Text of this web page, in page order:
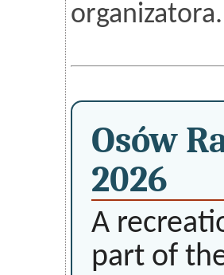
organizatora.
Osów
2026
A
part of